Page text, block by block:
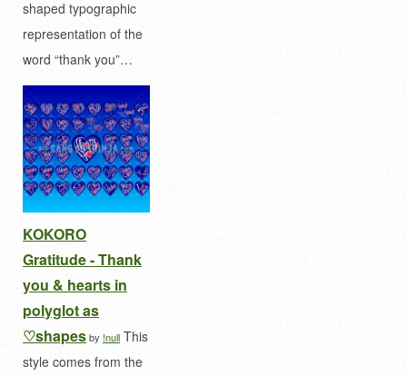
shaped typographic
representation of the
word “thank you”…
KOKORO
Gratitude - Thank
you & hearts in
polyglot as
♡shapesby !null This
style comes from the